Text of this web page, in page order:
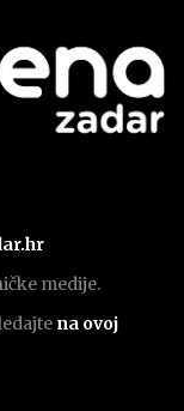
medije.
na ovoj